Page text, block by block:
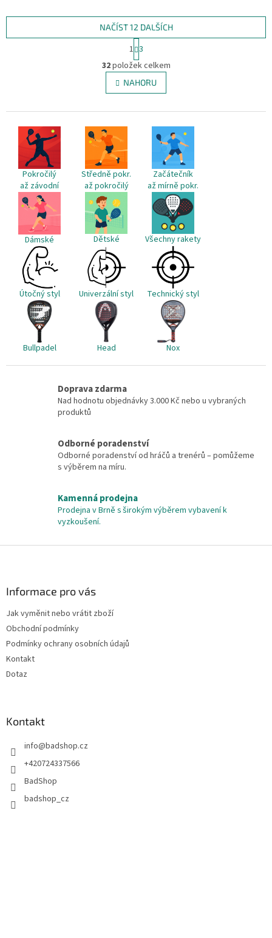
kombinaci síly, kontroly a...
hráčky hledající sílu,...
O
v
l
á
NAČÍST 12 DALŠÍCH
t
r
á
n
k
v
1 3
32položek celkem
NAHORU
Pokročilý
až závodní
Středně pokr.
až pokročilý
Začátečník
až mírně pokr.
Dámské Dětské Všechny rakety
Útočný styl Univerzální styl Technický styl
Bullpadel Head Nox
Doprava zdarma
Nad hodnotu objednávky 3.000 Kč nebo u vybraných
produktů
Odborné poradenství
Odborné poradenství od hráčů a trenérů – pomůžeme
s výběrem na míru.
Kamenná prodejna
Prodejna v Brně s širokým výběrem vybavení k
vyzkoušení.
Informace pro vás
Jak vyměnit nebo vrátit zboží
Obchodní podmínky
Podmínky ochrany osobních údajů
Kontakt
Dotaz
Kontakt
info@badshop.cz
+420724337566
BadShop
badshop_cz